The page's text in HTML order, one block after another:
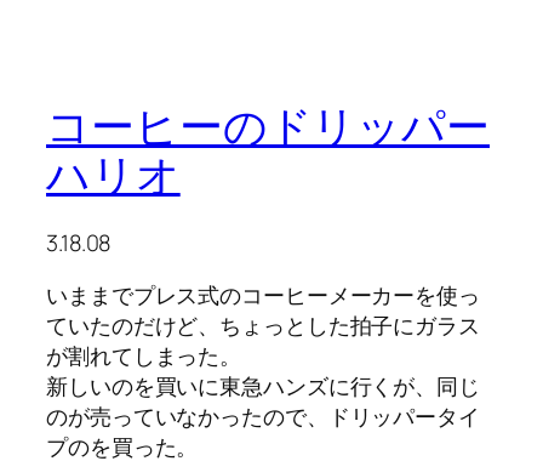
コーヒーのドリッパー
ハリオ
3.18.08
いままでプレス式のコーヒーメーカーを使っ
ていたのだけど、ちょっとした拍子にガラス
が割れてしまった。
新しいのを買いに東急ハンズに行くが、同じ
のが売っていなかったので、ドリッパータイ
プのを買った。